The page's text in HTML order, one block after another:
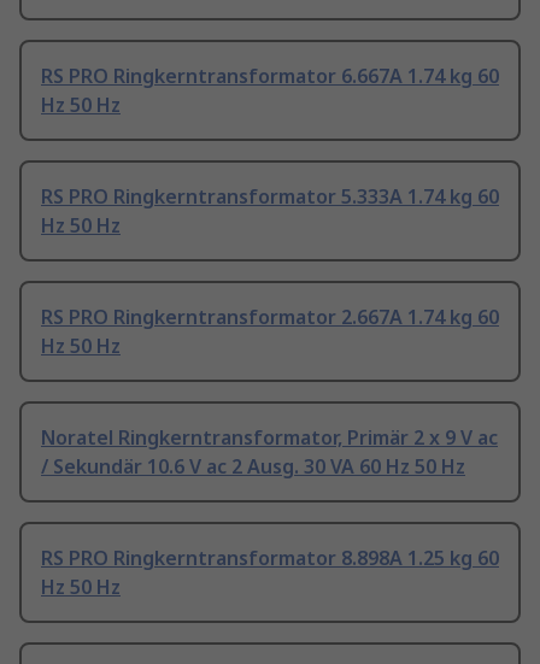
RS PRO Ringkerntransformator 6.667A 1.74 kg 60
Hz 50 Hz
RS PRO Ringkerntransformator 5.333A 1.74 kg 60
Hz 50 Hz
RS PRO Ringkerntransformator 2.667A 1.74 kg 60
Hz 50 Hz
Noratel Ringkerntransformator, Primär 2 x 9 V ac
/ Sekundär 10.6 V ac 2 Ausg. 30 VA 60 Hz 50 Hz
RS PRO Ringkerntransformator 8.898A 1.25 kg 60
Hz 50 Hz